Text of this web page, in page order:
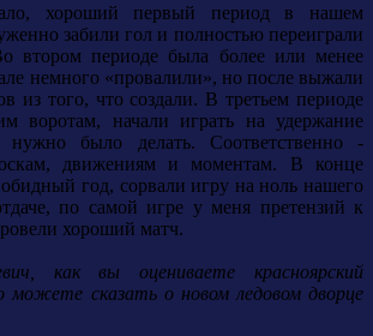
хороший первый период в нашем
забили гол и полностью переиграли
втором периоде была более или менее
немного «провалили», но после выжали
из того, что создали. В третьем периоде
воротам, начали играть на удержание
было делать. Соответственно -
движениям и моментам. В конце
год, сорвали игру на ноль нашего
по самой игре у меня претензий к
хороший матч.
как вы оцениваете красноярский
можете сказать о новом ледовом дворце